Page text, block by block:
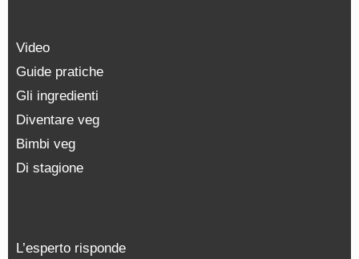
Video
Guide pratiche
Gli ingredienti
Diventare veg
Bimbi veg
Di stagione
L’esperto risponde